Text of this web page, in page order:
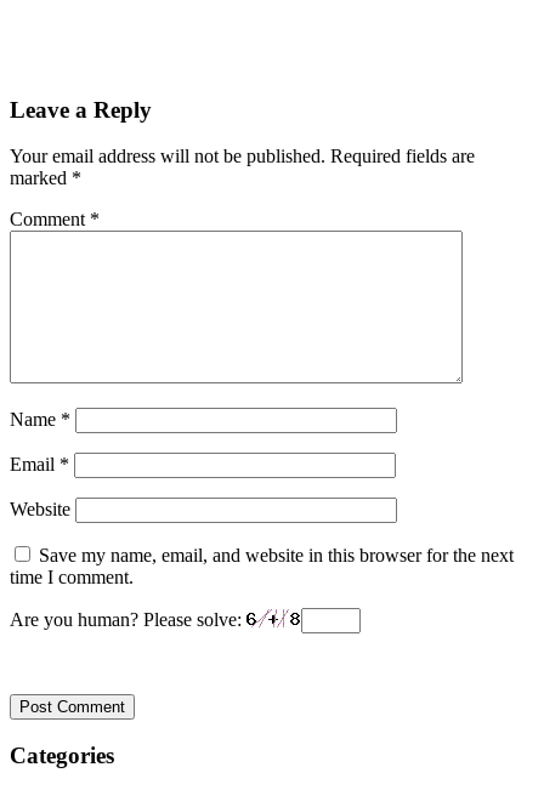
Leave a Reply
Your email address will not be published. Required fields are
marked *
Comment *
Name *
Email *
Website
Save my name, email, and website in this browser for the next
time I comment.
Are you human? Please solve:
Categories